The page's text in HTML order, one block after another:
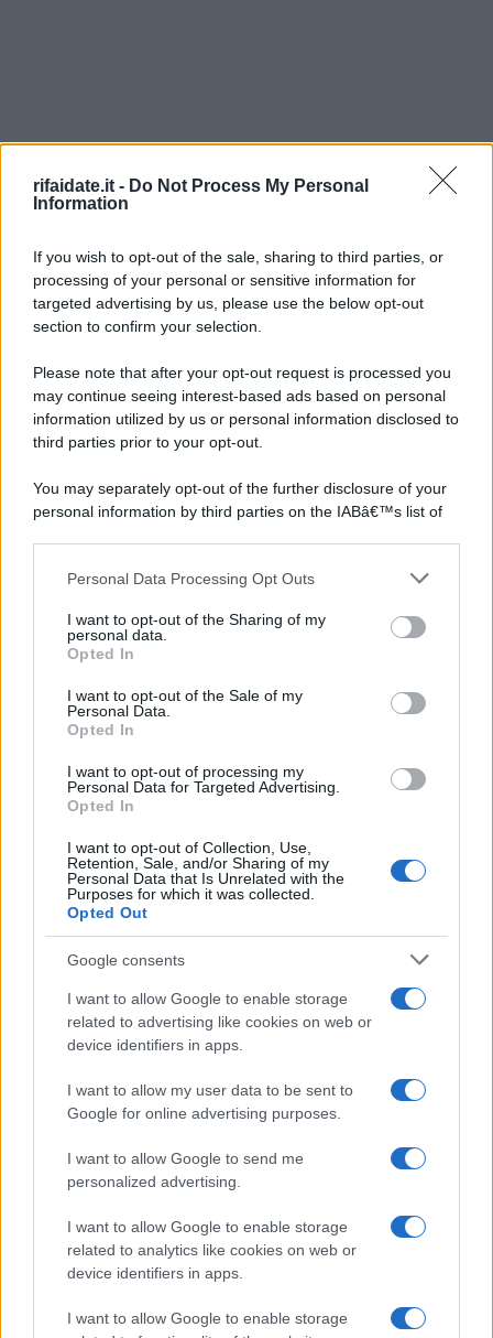
rifaidate.it - Do Not Process My Personal
Information
If you wish to opt-out of the sale, sharing to third parties, or
processing of your personal or sensitive information for
targeted advertising by us, please use the below opt-out
section to confirm your selection.
Please note that after your opt-out request is processed you
may continue seeing interest-based ads based on personal
information utilized by us or personal information disclosed to
third parties prior to your opt-out.
You may separately opt-out of the further disclosure of your
personal information by third parties on the IABâ€™s list of
This information may also be disclosed by us to third parties
further disclose it to other third parties.
Please note that this website/app uses one or more Google
services and may gather and store information including but
not limited to your visit or usage behaviour. You may click to
grant or deny consent to Google and its third-party tags to
consent section.
Personal Data Processing Opt Outs
I want to opt-out of the Sharing of my
personal data.
Opted In
I want to opt-out of the Sale of my
Personal Data.
Opted In
I want to opt-out of processing my
Personal Data for Targeted Advertising.
Opted In
I want to opt-out of Collection, Use,
Retention, Sale, and/or Sharing of my
Personal Data that Is Unrelated with the
Purposes for which it was collected.
Opted Out
Google consents
I want to allow Google to enable storage
related to advertising like cookies on web or
device identifiers in apps.
I want to allow my user data to be sent to
Google for online advertising purposes.
I want to allow Google to send me
personalized advertising.
I want to allow Google to enable storage
related to analytics like cookies on web or
device identifiers in apps.
I want to allow Google to enable storage
©2026 - rifaidate.it - p.iva 03338800984 Privacy Pubblicità